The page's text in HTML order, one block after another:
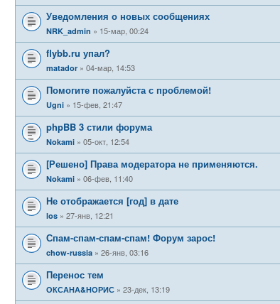
Уведомления о новых сообщениях
NRK_admin 15-мар, 00:24
flybb.ru упал?
matador 04-мар, 14:53
Помогите пожалуйста с проблемой!
Ugni 15-фев, 21:47
phpBB 3 стили форума
Nokami 05-окт, 12:54
[Решено] Права модератора не применяются.
Nokami 06-фев, 11:40
Не отображается [год] в дате
los 27-янв, 12:21
Спам-спам-спам-спам! Форум зарос!
chow-russia 26-янв, 03:16
Перенос тем
ОКСАНА&НОРИС 23-дек, 13:19